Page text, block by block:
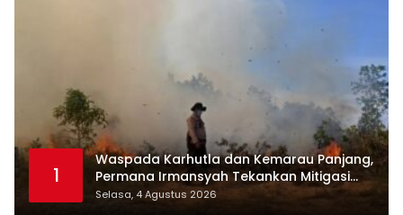
1
Waspada Karhutla dan Kemarau Panjang,
Permana Irmansyah Tekankan Mitigasi
Berbasis Komunitas
Selasa, 4 Agustus 2026